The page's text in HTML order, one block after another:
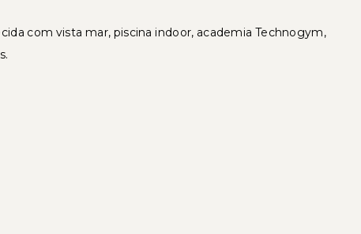
com vista mar, piscina indoor, academia Technogym,